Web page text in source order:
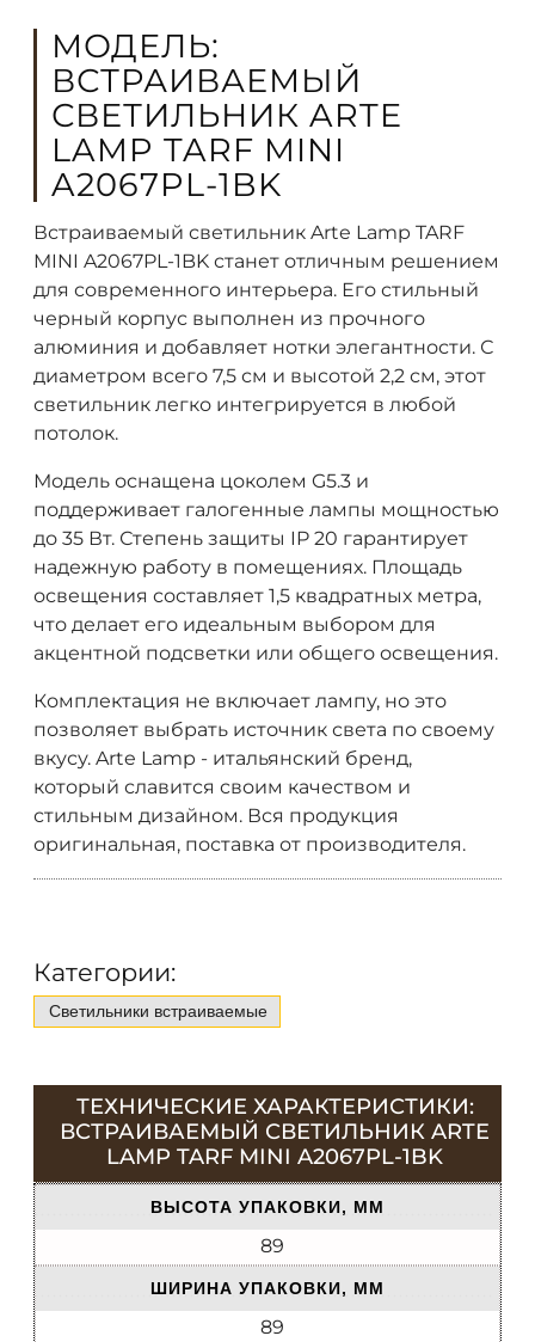
МОДЕЛЬ:
ВСТРАИВАЕМЫЙ
СВЕТИЛЬНИК ARTE
LAMP TARF MINI
A2067PL-1BK
Встраиваемый светильник Arte Lamp TARF
MINI A2067PL-1BK станет отличным решением
для современного интерьера. Его стильный
черный корпус выполнен из прочного
алюминия и добавляет нотки элегантности. С
диаметром всего 7,5 см и высотой 2,2 см, этот
светильник легко интегрируется в любой
потолок.
Модель оснащена цоколем G5.3 и
поддерживает галогенные лампы мощностью
до 35 Вт. Степень защиты IP 20 гарантирует
надежную работу в помещениях. Площадь
освещения составляет 1,5 квадратных метра,
что делает его идеальным выбором для
акцентной подсветки или общего освещения.
Комплектация не включает лампу, но это
позволяет выбрать источник света по своему
вкусу. Arte Lamp - итальянский бренд,
который славится своим качеством и
стильным дизайном. Вся продукция
оригинальная, поставка от производителя.
Категории:
Светильники встраиваемые
ТЕХНИЧЕСКИЕ ХАРАКТЕРИСТИКИ:
ВСТРАИВАЕМЫЙ СВЕТИЛЬНИК ARTE
LAMP TARF MINI A2067PL-1BK
ВЫСОТА УПАКОВКИ, ММ
89
ШИРИНА УПАКОВКИ, ММ
89